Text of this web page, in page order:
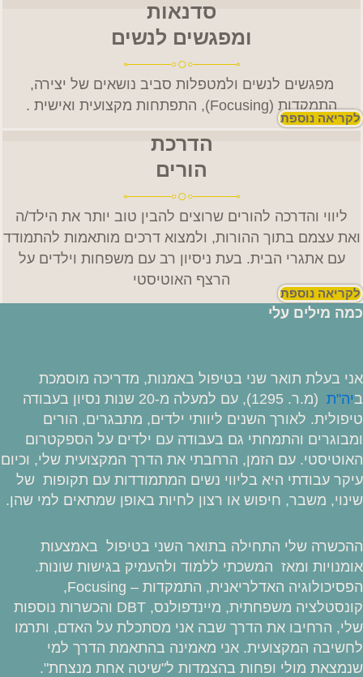
סדנאות
ומפגשים לנשים
מפגשים לנשים ולמטפלות סביב נושאים של יצירה,
התמקדות (Focusing), התפתחות מקצועית ואישית .
לקריאה נוספת
הדרכת
הורים
ליווי והדרכה להורים שרוצים להבין טוב יותר את הילד/ה
ואת עצמם בתוך ההורות, ולמצוא דרכים מותאמות להתמודד
עם אתגרי הבית. בעת ניסיון רב עם משפחות וילדים על
הרצף האוטיסטי
לקריאה נוספת
כמה מילים עלי
אני בעלת תואר שני בטיפול באמנות, מדריכה מוסמכת
ביה"ת
(מ.ר. 1295), עם למעלה מ-20 שנות נסיון בעבודה
טיפולית. לאורך השנים ליוותי ילדים, מתבגרים, הורים
ומבוגרים והתמחתי גם בעבודה עם ילדים על הספקטרום
האוטיסטי. עם הזמן, הרחבתי את הדרך המקצועית שלי, וכיום
עיקר עבודתי היא בליווי נשים המתמודדות עם תקופות של
שינוי, משבר, חיפוש או רצון לחיות באופן שמתאים למי שהן.
ההכשרה שלי התחילה בתואר השני בטיפול באמצעות
אומנויות ומאז המשכתי ללמוד ולהעמיק בגישות שונות.
הפסיכולוגיה האדלריאנית, התמקדות – Focusing,
קונסטלציה משפחתית, מיינדפולנס, DBT והכשרות נוספות
שלי, הרחיבו את הדרך שבה אני מסתכלת על האדם, ותרמו
לחשיבה המקצועית. אני מאמינה בהתאמת הדרך למי
שנמצאת מולי ופחות בהצמדות ל"שיטה אחת מנצחת".